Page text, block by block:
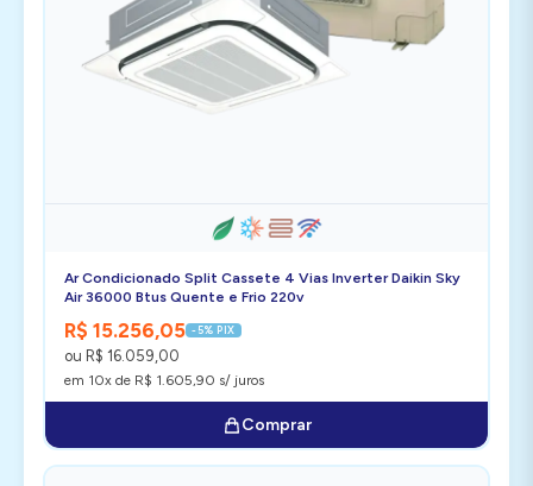
Ar Condicionado Split Cassete 4 Vias Inverter Daikin Sky
Air 36000 Btus Quente e Frio 220v
R$ 15.256,05 -5% PIX
ou R$ 16.059,00
em 10x de R$ 1.605,90 s/ juros
Comprar